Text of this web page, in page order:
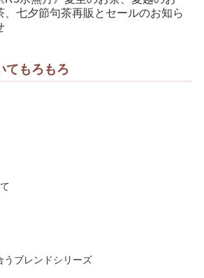
、七夕節句茶再販とセールのお知ら
てもろもろ
うブレンドシリーズ